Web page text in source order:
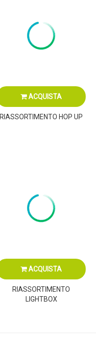
ACQUISTA
RIASSORTIMENTO HOP UP
ACQUISTA
RIASSORTIMENTO
LIGHTBOX